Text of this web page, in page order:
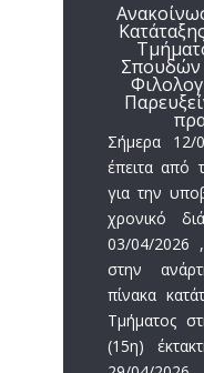
Σήμερα 12/
έπειτα από
για την
χρονικό
03/04/2026
στην
πίνακα
Τμήματος
(15η)